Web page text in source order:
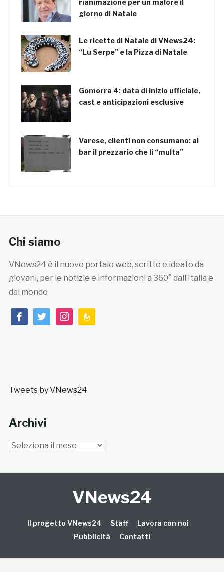
rianimazione per un malore il
giorno di Natale
Le ricette di Natale di VNews24:
“Lu Serpe” e la Pizza di Natale
Gomorra 4: data di inizio ufficiale,
cast e anticipazioni esclusive
Varese, clienti non consumano: al
bar il prezzario che li “multa”
Chi siamo
VNews24 è il nuovo portale web, scritto e ideato da
giovani, per le notizie e informazioni a 360° dall’Italia e
dal mondo
facebooktwitterinstagramfeedburner
Tweets by VNews24
Archivi
Archivi
VNews24
Il progetto VNews24 Staff
Lavora con noi
Pubblicità
Contatti